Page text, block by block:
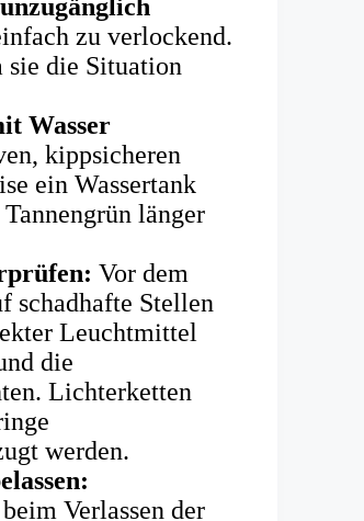
zu verlockend.
sie die Situation
Wasser
kippsicheren
ein Wassertank
länger
Vor dem
schadhafte Stellen
Leuchtmittel
die
Lichterketten
werden.
Verlassen der